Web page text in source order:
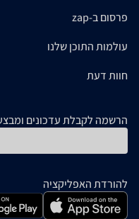
פרסום ב-zap
עולמות התוכן שלנו
חוות דעת
הרשמה לקבלת עדכונים
להורדת האפליקציה